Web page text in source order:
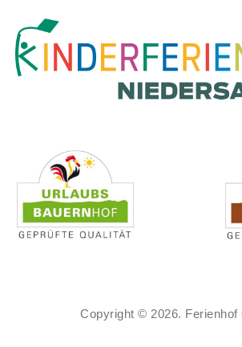
Copyright © 2026. Ferienhof